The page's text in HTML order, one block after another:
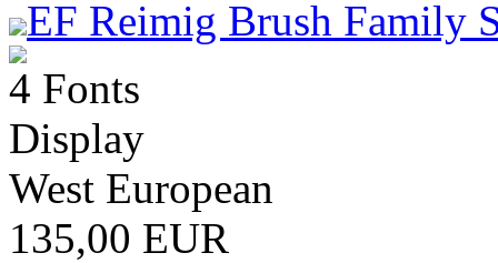
EF Reimig Brush Family
4 Fonts
Display
West European
135,00 EUR